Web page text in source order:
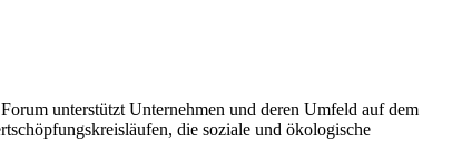
unterstützt Unternehmen und deren Umfeld auf dem
die soziale und ökologische